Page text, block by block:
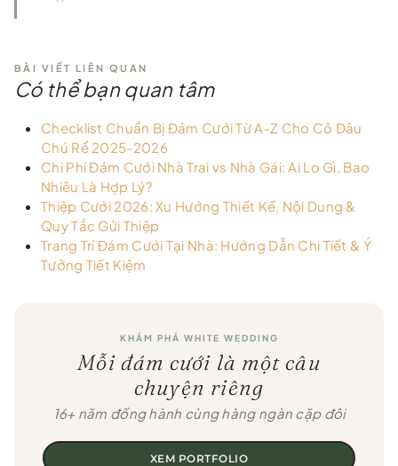
BÀI VIẾT LIÊN QUAN
Có thể bạn quan tâm
Checklist Chuẩn Bị Đám Cưới Từ A-Z Cho Cô Dâu
Chú Rể 2025-2026
Chi Phí Đám Cưới Nhà Trai vs Nhà Gái: Ai Lo Gì, Bao
Nhiêu Là Hợp Lý?
Thiệp Cưới 2026: Xu Hướng Thiết Kế, Nội Dung &
Quy Tắc Gửi Thiệp
Trang Trí Đám Cưới Tại Nhà: Hướng Dẫn Chi Tiết & Ý
Tưởng Tiết Kiệm
KHÁM PHÁ WHITE WEDDING
Mỗi đám cưới là một câu
chuyện riêng
16+ năm đồng hành cùng hàng ngàn cặp đôi
XEM PORTFOLIO